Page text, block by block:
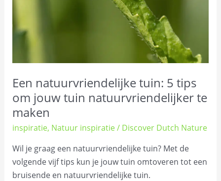
Een natuurvriendelijke tuin: 5 tips
om jouw tuin natuurvriendelijker te
maken
inspiratie, Natuur inspiratie/ Discover Dutch Nature
Wil je graag een natuurvriendelijke tuin? Met de
volgende vijf tips kun je jouw tuin omtoveren tot een
bruisende en natuurvriendelijke tuin.